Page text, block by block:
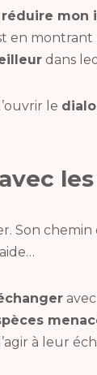
réduire mon
en montrant
dans
le
Son chemin
à leur